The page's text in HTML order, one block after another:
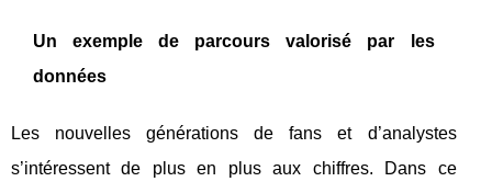
Un exemple de parcours valorisé par les
données
Les nouvelles générations de fans et d’analystes
s’intéressent de plus en plus aux chiffres. Dans ce